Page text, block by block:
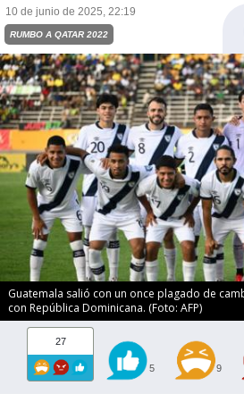
10 de junio de 2025, 22:19
RUMBO A QATAR 2022
Guatemala salió con un once plagado de
con República Dominicana. (Foto: AFP)
27
5 9